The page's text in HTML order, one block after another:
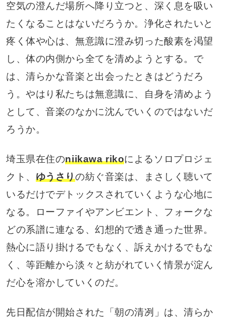
空気の澄んだ場所へ降り立つと、深く息を吸い
たくなることはないだろうか。浄化されたいと
疼く体や心は、無意識に澄み切った酸素を渇望
し、体の内側から全てを清めようとする。で
は、清らかな音楽と出会ったときはどうだろ
う。やはり私たちは無意識に、自身を清めよう
として、音楽のなかに沈んでいくのではないだ
ろうか。
埼玉県在住のniikawa rikoによるソロプロジェ
クト、 ゆうさりの紡ぐ音楽は、まさしく聴いて
いるだけでデトックスされていくような心地に
なる。ローファイやアンビエント、フォークな
どの系譜に連なる、幻想的で透き通った世界。
熱心に語り掛けるでもなく、訴えかけるでもな
く、等距離から淡々と紡がれていく情景が淀ん
だ心を溶かしていくのだ。
先日配信が開始された「朝の清冽」は、清らか